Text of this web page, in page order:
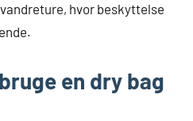
hvor beskyttelse
en dry bag